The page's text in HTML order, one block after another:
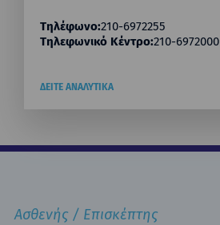
Τηλέφωνο:210-6972255
Τηλεφωνικό Κέντρο:210-6972000
ΔΕΙΤΕ ΑΝΑΛΥΤΙΚΑ
Ασθενής / Επισκέπτης